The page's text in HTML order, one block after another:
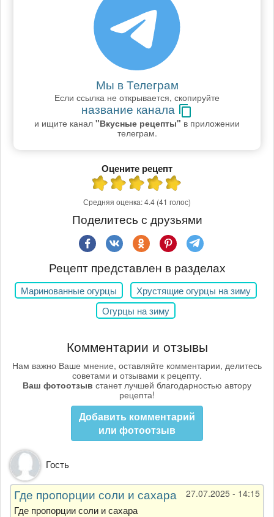
Мы в Телеграм
Если ссылка не открывается, скопируйте
название канала
и ищите канал "Вкусные рецепты" в приложении
телеграм.
Оцените рецепт
Средняя оценка:4.4 (41 голос)
Поделитесь с друзьями
Рецепт представлен в разделах
Маринованные огурцы
Хрустящие огурцы на зиму
Огурцы на зиму
Комментарии и отзывы
Нам важно Ваше мнение, оставляйте комментарии, делитесь
советами и отзывами к рецепту.
Ваш фотоотзыв станет лучшей благодарностью автору
рецепта!
Добавить комментарий
или фотоотзыв
Гость
27.07.2025 - 14:15
Где пропорции соли и сахара
Где пропорции соли и сахара